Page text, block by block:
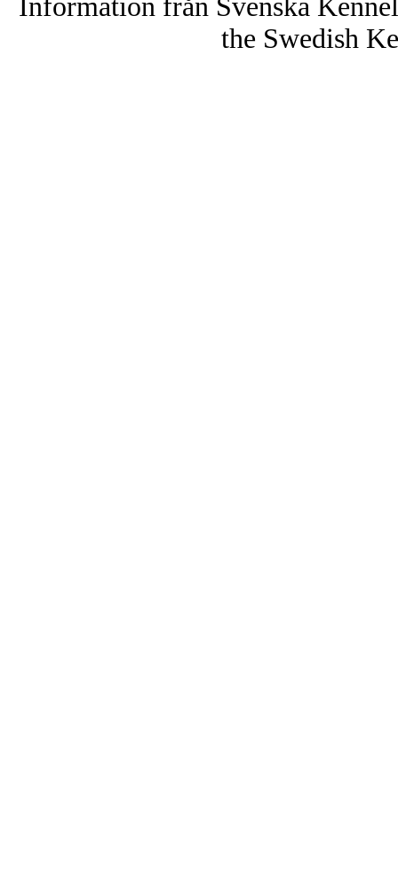
Information från Svenska
the Swedish